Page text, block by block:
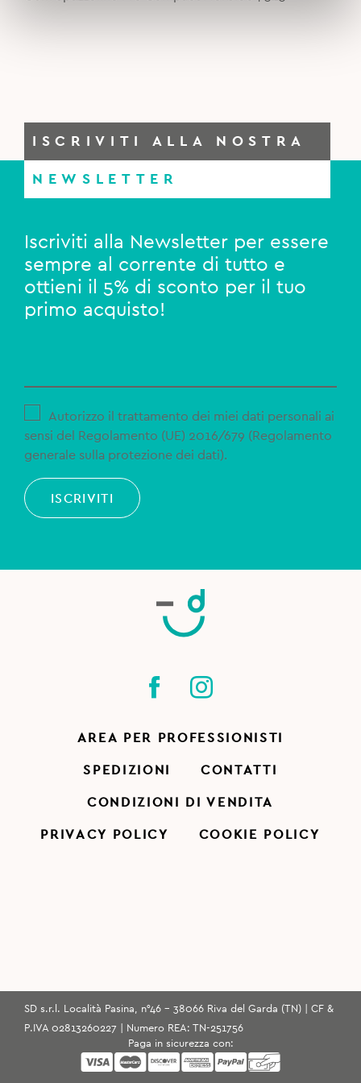
4,90€.
3,50€.
ISCRIVITI ALLA NOSTRA
NEWSLETTER
Iscriviti alla Newsletter per essere
sempre al corrente di tutto e
ottieni il 5% di sconto per il tuo
primo acquisto!
Autorizzo il trattamento dei miei dati personali ai
sensi del Regolamento (UE) 2016/679 (Regolamento
generale sulla protezione dei dati).
ISCRIVITI
AREA PER PROFESSIONISTI
SPEDIZIONI CONTATTI
CONDIZIONI DI VENDITA
PRIVACY POLICY COOKIE POLICY
SD s.r.l. Località Pasina, n°46 - 38066 Riva del Garda (TN) | CF &
P.IVA 02813260227 | Numero REA: TN-251756
Paga in sicurezza con: